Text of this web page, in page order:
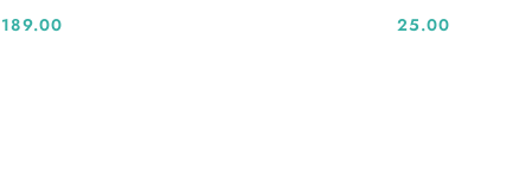
Cena:
189.00 Cena:
25.00